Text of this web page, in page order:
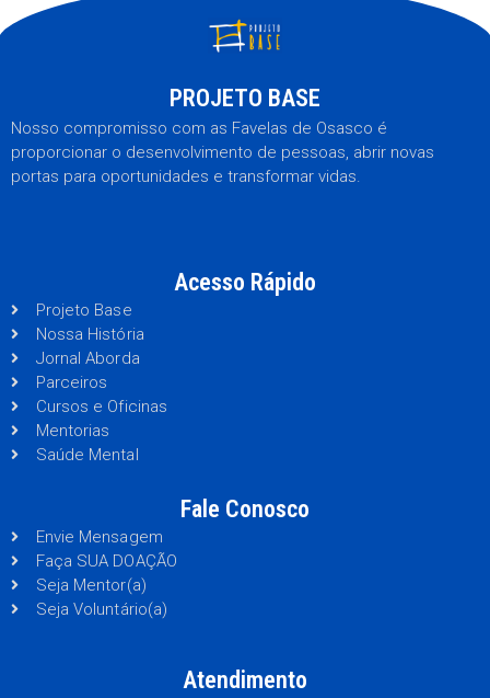
PROJETO BASE
Nosso compromisso com as Favelas de Osasco é
proporcionar o desenvolvimento de pessoas, abrir novas
portas para oportunidades e transformar vidas.
Acesso Rápido
Projeto Base
Nossa História
Jornal Aborda
Parceiros
Cursos e Oficinas
Mentorias
Saúde Mental
Fale Conosco
Envie Mensagem
Faça SUA DOAÇÃO
Seja Mentor(a)
Seja Voluntário(a)
Atendimento